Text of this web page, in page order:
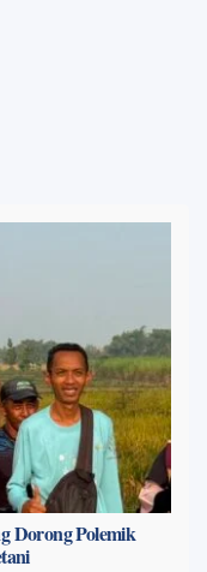
Dorong Polemik